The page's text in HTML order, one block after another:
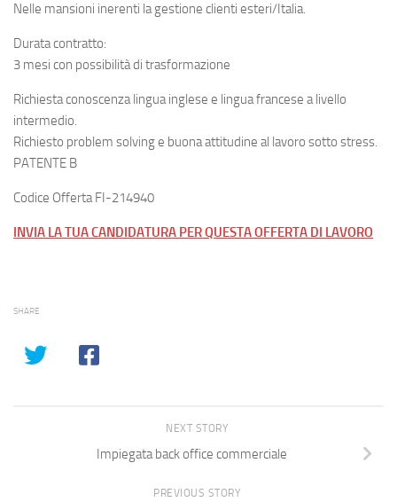
Nelle mansioni inerenti la gestione clienti esteri/Italia.
Durata contratto:
3 mesi con possibilità di trasformazione
Richiesta conoscenza lingua inglese e lingua francese a livello
intermedio.
Richiesto problem solving e buona attitudine al lavoro sotto stress.
PATENTE B
Codice Offerta FI-214940
INVIA LA TUA CANDIDATURA PER QUESTA OFFERTA DI LAVORO
SHARE
NEXT STORY
Impiegata back office commerciale
PREVIOUS STORY